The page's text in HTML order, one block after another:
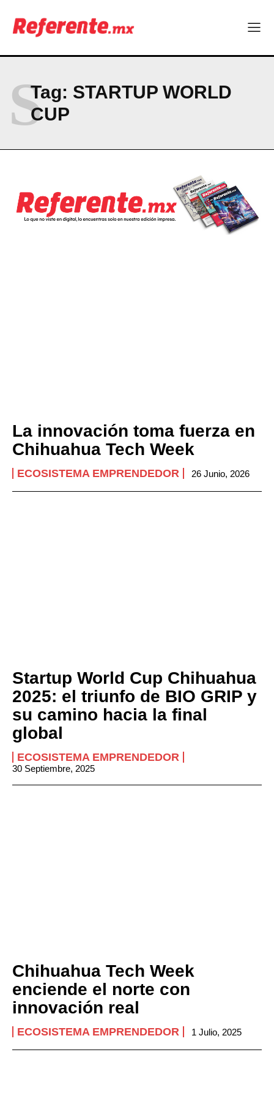
Tag: STARTUP WORLD
CUP
S
La innovación toma fuerza en
Chihuahua Tech Week
ECOSISTEMA EMPRENDEDOR 26 Junio, 2026
Startup World Cup Chihuahua
2025: el triunfo de BIO GRIP y
su camino hacia la final
global
ECOSISTEMA EMPRENDEDOR
30 Septiembre, 2025
Chihuahua Tech Week
enciende el norte con
innovación real
ECOSISTEMA EMPRENDEDOR 1 Julio, 2025